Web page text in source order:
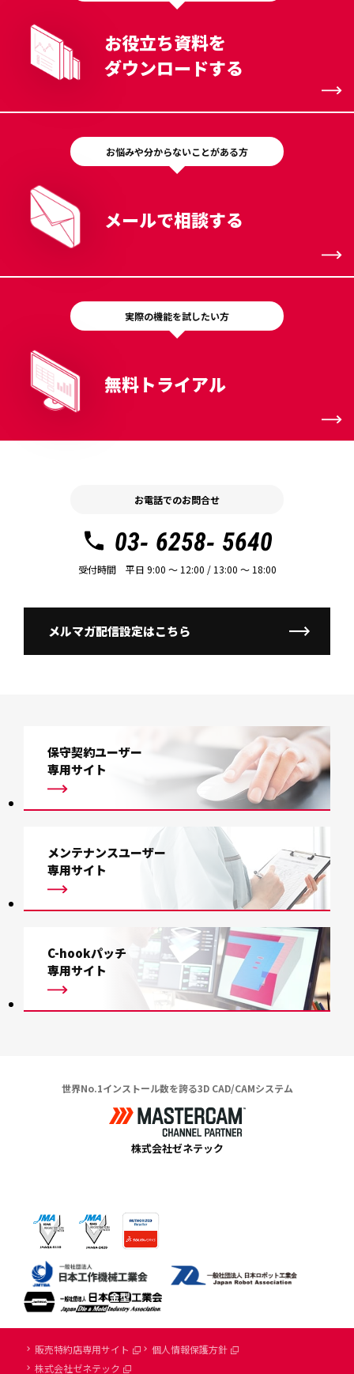
お役立ち資料を
ダウンロードする
お悩みや分からないことがある方
メールで相談する
実際の機能を試したい方
無料トライアル
お電話でのお問合せ
03- 6258- 5640
受付時間 平日 9:00 〜 12:00 / 13:00 〜 18:00
メルマガ配信設定はこちら
保守契約ユーザー
専用サイト
メンテナンスユーザー
専用サイト
C-hookパッチ
専用サイト
世界No.1インストール数を誇る3D CAD/CAMシステム
株式会社ゼネテック
販売特約店専用サイト
個人情報保護方針
株式会社ゼネテック